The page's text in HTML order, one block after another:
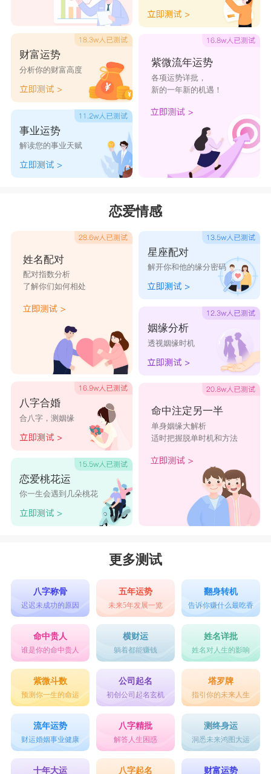
~每天什么事都不用做，谈恋爱就可以过日子了。
星座乐原创文章，转载需注明出处
财富运势
分析你的财富高度
事业运势
解读您的事业天赋
紫微流年运势
各项运势详批，
新的一年新的机遇！
恋爱情感
姓名配对
配对指数分析
了解你们如何相处
八字合婚
合八字，测姻缘
恋爱桃花运
你一生会遇到几朵桃花
星座配对
解开你和他的缘分密码
姻缘分析
透视姻缘时机
命中注定另一半
单身姻缘大解析
适时把握脱单时机和方法
更多测试
八字称骨
迟迟未成功的原因
五年运势
未来5年发展一览
翻身转机
告诉你赚什么最吃香
命中贵人
谁是你的命中贵人
横财运
躺着都能赚钱
姓名详批
姓名对人生的影响
紫微斗数
预测你一生的命运
公司起名
初创公司起名玄机
塔罗牌
指引你的未来人生
流年运势
财运婚姻事业健康
八字精批
解答人生困惑
测终身运
洞悉未来鸿图大运
十年大运 八字起名 财富运势